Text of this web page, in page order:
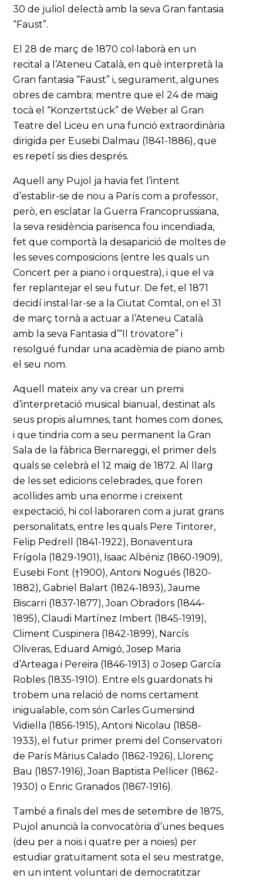
30 de juliol delectà amb la seva Gran fantasia
“Faust”.
El 28 de març de 1870 col·laborà en un
recital a l’Ateneu Català, en què interpretà la
Gran fantasia “Faust” i, segurament, algunes
obres de cambra; mentre que el 24 de maig
tocà el “Konzertstück” de Weber al Gran
Teatre del Liceu en una funció extraordinària
dirigida per Eusebi Dalmau (1841-1886), que
es repetí sis dies després.
Aquell any Pujol ja havia fet l’intent
d’establir-se de nou a París com a professor,
però, en esclatar la Guerra Francoprussiana,
la seva residència parisenca fou incendiada,
fet que comportà la desaparició de moltes de
les seves composicions (entre les quals un
Concert per a piano i orquestra), i que el va
fer replantejar el seu futur. De fet, el 1871
decidí instal·lar-se a la Ciutat Comtal, on el 31
de març tornà a actuar a l’Ateneu Català
amb la seva Fantasia d’“Il trovatore” i
resolgué fundar una acadèmia de piano amb
el seu nom.
Aquell mateix any va crear un premi
d’interpretació musical bianual, destinat als
seus propis alumnes, tant homes com dones,
i que tindria com a seu permanent la Gran
Sala de la fàbrica Bernareggi, el primer dels
quals se celebrà el 12 maig de 1872. Al llarg
de les set edicions celebrades, que foren
acollides amb una enorme i creixent
expectació, hi col·laboraren com a jurat grans
personalitats, entre les quals Pere Tintorer,
Felip Pedrell (1841-1922), Bonaventura
Frígola (1829-1901), Isaac Albéniz (1860-1909),
Eusebi Font (†1900), Antoni Nogués (1820-
1882), Gabriel Balart (1824-1893), Jaume
Biscarri (1837-1877), Joan Obradors (1844-
1895), Claudi Martínez Imbert (1845-1919),
Climent Cuspinera (1842-1899), Narcís
Oliveras, Eduard Amigó, Josep Maria
d’Arteaga i Pereira (1846-1913) o Josep García
Robles (1835-1910). Entre els guardonats hi
trobem una relació de noms certament
inigualable, com són Carles Gumersind
Vidiella (1856-1915), Antoni Nicolau (1858-
1933), el futur primer premi del Conservatori
de París Màrius Calado (1862-1926), Llorenç
Bau (1857-1916), Joan Baptista Pellicer (1862-
1930) o Enric Granados (1867-1916).
També a finals del mes de setembre de 1875,
Pujol anuncià la convocatòria d’unes beques
(deu per a nois i quatre per a noies) per
estudiar gratuïtament sota el seu mestratge,
en un intent voluntari de democratitzar